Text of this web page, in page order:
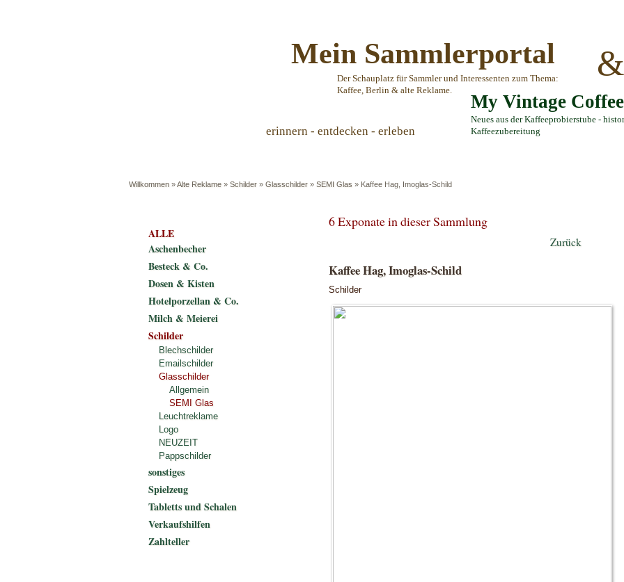
Mein Sammlerportal
Der Schauplatz für Sammler und Interessenten zum Thema:
Kaffee, Berlin & alte Reklame.
&
My Vintage
Neues aus der Kaffeeprobierstube -
Kaffeezubereitung
erinnern - entdecken - erleben
Willkommen »Alte Reklame » Schilder » Glasschilder » SEMI Glas » Kaffee Hag, Imoglas-Schild
6 Exponate in dieser Sammlung
Zurück
Kaffee Hag, Imoglas-Schild
Schilder
ALLE
Aschenbecher
Besteck & Co.
Dosen & Kisten
Hotelporzellan & Co.
Milch & Meierei
Schilder
Blechschilder
Emailschilder
Glasschilder
Allgemein
SEMI Glas
Leuchtreklame
Logo
NEUZEIT
Pappschilder
sonstiges
Spielzeug
Tabletts und Schalen
Verkaufshilfen
Zahlteller